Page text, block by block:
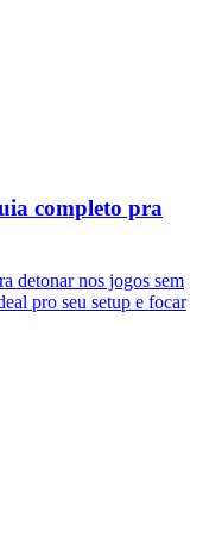
completo pra
detonar nos jogos sem
pro seu setup e focar